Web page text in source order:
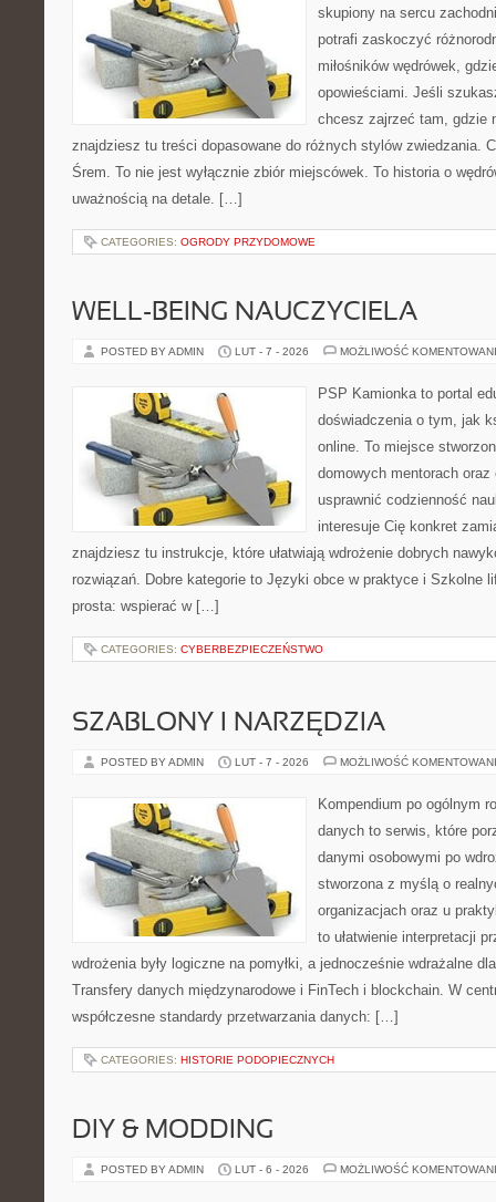
skupiony na sercu
potrafi zaskoczyć
miłośników wędrówek,
opowieściami. Jeśli
chcesz zajrzeć tam, gdzie
znajdziesz tu treści dopasowane do różnych stylów zwiedzania.
Śrem. To nie jest wyłącznie zbiór miejscówek. To historia o
uważnością na detale. […]
CATEGORIES: OGRODY PRZYDOMOWE
WELL-BEING NAUCZYCIELA
POSTED BY ADMIN LUT - 7 - 2026 MOŻLIWOŚĆ
PSP Kamionka to portal
doświadczenia o tym, jak
online. To miejsce
domowych mentorach
usprawnić codzienność
interesuje Cię konkret
znajdziesz tu instrukcje, które ułatwiają wdrożenie dobrych
rozwiązań. Dobre kategorie to Języki obce w praktyce i Szkolne
prosta: wspierać w […]
CATEGORIES: CYBERBEZPIECZEŃSTWO
SZABLONY I NARZĘDZIA
POSTED BY ADMIN LUT - 7 - 2026 MOŻLIWOŚĆ
Kompendium po ogólnym
danych to serwis, które
danymi osobowymi po
stworzona z myślą o
organizacjach oraz u
to ułatwienie interpretacji
wdrożenia były logiczne na pomyłki, a jednocześnie wdrażalne
Transfery danych międzynarodowe i FinTech i blockchain. W
współczesne standardy przetwarzania danych: […]
CATEGORIES: HISTORIE PODOPIECZNYCH
DIY & MODDING
POSTED BY ADMIN LUT - 6 - 2026 MOŻLIWOŚĆ